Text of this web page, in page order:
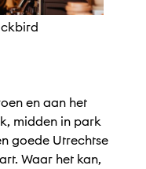
en aan het
midden in park
goede Utrechtse
Waar het kan,